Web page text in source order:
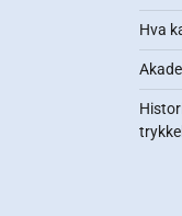
Hva